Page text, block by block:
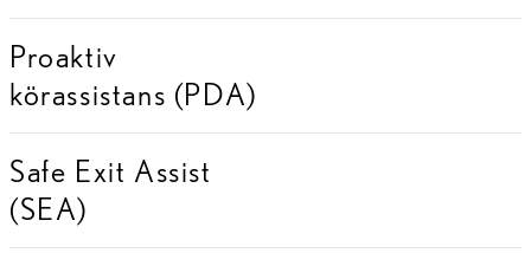
Proaktiv
körassistans (PDA)
Safe Exit Assist
(SEA)